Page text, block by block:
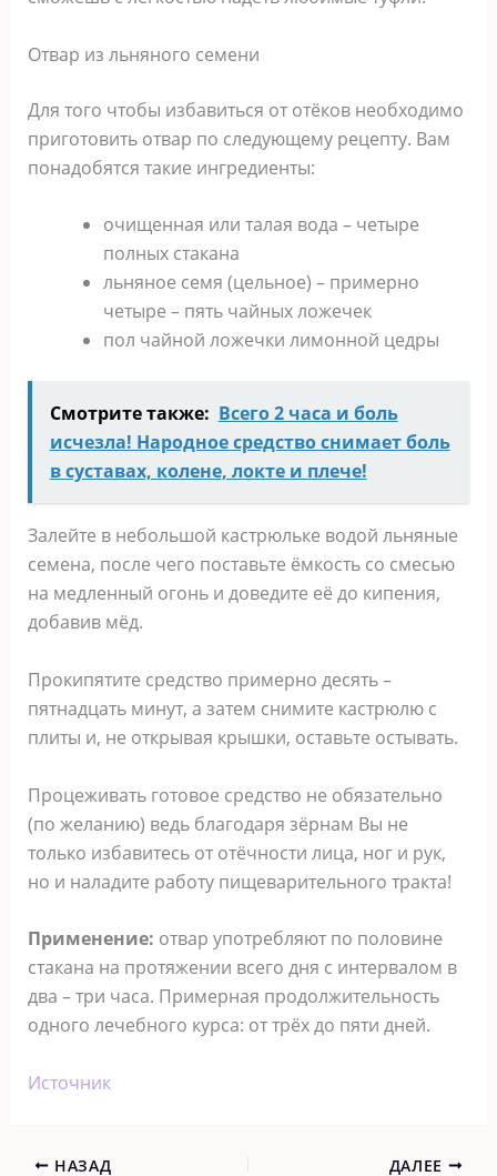
Отвар из льняного семени
Для того чтобы избавиться от отёков необходимо
приготовить отвар по следующему рецепту. Вам
понадобятся такие ингредиенты:
очищенная или талая вода – четыре
полных стакана
льняное семя (цельное) – примерно
четыре – пять чайных ложечек
пол чайной ложечки лимонной цедры
Смотрите также: Всего 2 часа и боль
исчезла! Народное средство снимает боль
в суставах, колене, локте и плече!
Залейте в небольшой кастрюльке водой льняные
семена, после чего поставьте ёмкость со смесью
на медленный огонь и доведите её до кипения,
добавив мёд.
Прокипятите средство примерно десять –
пятнадцать минут, а затем снимите кастрюлю с
плиты и, не открывая крышки, оставьте остывать.
Процеживать готовое средство не обязательно
(по желанию) ведь благодаря зёрнам Вы не
только избавитесь от отёчности лица, ног и рук,
но и наладите работу пищеварительного тракта!
Применение: отвар употребляют по половине
стакана на протяжении всего дня с интервалом в
два – три часа. Примерная продолжительность
одного лечебного курса: от трёх до пяти дней.
Источник
НАЗАД ДАЛЕЕ